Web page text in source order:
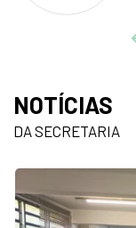
NOTÍCIAS
DA SECRETARIA